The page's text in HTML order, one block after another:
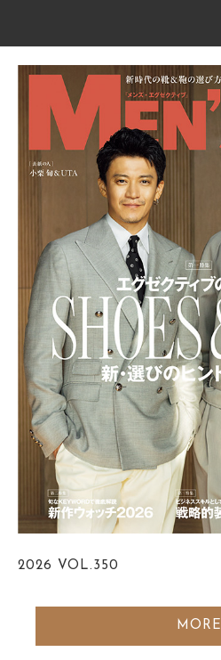
2026 VOL.350
MORE